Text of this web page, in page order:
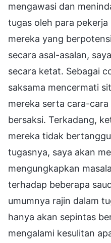
mengawasi dan
tugas oleh para
mereka yang
secara asal-asalan,
secara ketat. Sebagai
saksama mencermati
mereka serta cara-
bersaksi. Terkadang,
mereka tidak
tugasnya, saya akan
mengungkapkan
terhadap beberapa
umumnya rajin dalam
hanya akan sepintas
mengalami kesulitan